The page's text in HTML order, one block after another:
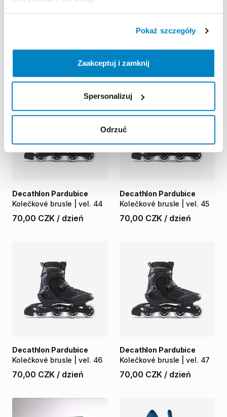
Pokaż szczegóły
Zaakceptuj i zamknij
Spersonalizuj
Odrzuć
Kolečkové brusle | vel. 42
dzień
Kolečkové brusle | vel. 43
Decathlon Pardubice
70,00 CZK
Kolečkové brusle vel. 44
Decathlon Pardubice
70,00 CZK / dzień
Kolečkové brusle vel. 45
Decathlon Pardubice
70,00 CZK / dzień
Kolečkové brusle vel. 46
Decathlon Pardubice
70,00 CZK / dzień
Kolečkové brusle vel. 47
Decathlon Pardubice
70,00 CZK / dzień